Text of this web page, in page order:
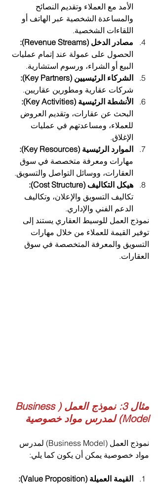
الأمد مع العملاء وتقديم النصائح
والمساعدة الشخصية عبر الهاتف أو
اللقاءات الشخصية.
مصادر الدخل (Revenue Streams):
الحصول على عمولة عند إتمام عمليات
البيع أو الشراء، ورسوم استشارية.
الشركاء الرئيسيين (Key Partners):
شركات عقارية ومطورين عقاريين.
الأنشطة الرئيسية (Key Activities):
البحث عن عقارات، وتقديم العروض
للعملاء، ومساعدتهم في عمليات
الإغلاق.
الموارد الرئيسية (Key Resources):
مهارات ومعرفة متخصصة في سوق
العقارات، ووسائل التواصل والتسويق.
هيكل التكاليف (Cost Structure):
تكاليف التسويق والإعلان، وتكاليف
الدعم الفني والإداري.
نموذج العمل للوسيط العقاري يستند إلى
توفير القيمة للعملاء من خلال مهارات
التسويق والمعرفة المتخصصة في سوق
العقارات.
مثال 3: نموذج العمل (Business
Model) لمدرس مواد خصوصية
نموذج العمل (Business Model) لمدرس
مواد خصوصية يمكن أن يكون كما يلي:
القيمة العميلة (Value Proposition):